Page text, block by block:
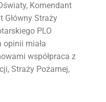
Komendant
Główny Straży
PLO
opinii miała
współpraca z
Straży Pożarnej,